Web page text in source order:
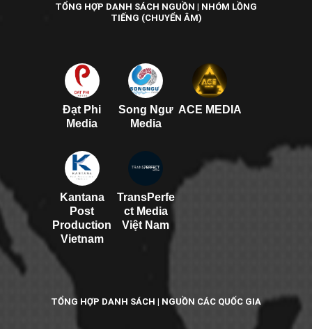
TỔNG HỢP DANH SÁCH NGUỒN | NHÓM LỒNG
TIẾNG (CHUYỂN ÂM)
Đạt Phi
Media
Song Ngư
Media
ACE MEDIA
Kantana
Post
Production
Vietnam
TransPerfe
ct Media
Việt Nam
TỔNG HỢP DANH SÁCH | NGUỒN CÁC QUỐC GIA